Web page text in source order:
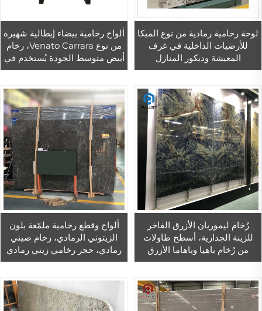
لوحة رخامية رمادية من نوع الميكا
للأرضيات الداخلية في غرف
المعيشة وديكور المنازل
ألواح رخامية بيضاء إيطالية شهيرة
من نوع Venato Carrara، رخام
أبيض متوسط الجودة يُستخدم في
أرضيات وجدران المباني
رُخام ليموريان الأزرق الفاخر
للزينة الجدارية، أسطح طاولات
من رُخام باهيا وباهاما الأزرق
ألواح وقطع رخامية ملمّعة بلون
الزيتوني الرمادي، رخام صيني
رمادي، حجر رخامي زيتي رمادي